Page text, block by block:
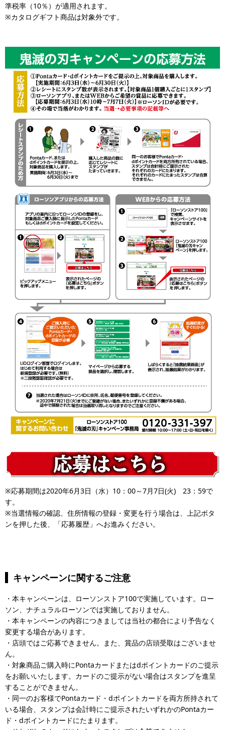
準税率（10％）が適用されます。
※カタログギフト商品は対象外です。
※応募期間は2020年6月3日（水）10：00～7月7日(火) 23：59で
す。
※当選情報の確認、住所情報の登録・変更を行う場合は、上記ボタ
ンを押した後、「応募履歴」へお進みください。
キャンペーンに関するご注意
・本キャンペーンは、ローソンストア100で実施しています。ロー
ソン、ナチュラルローソンでは実施しておりません。
・本キャンペーンの内容につきましては当社の都合により予告なく
変更する場合があります。
・店頭ではご応募できません。また、賞品の店頭受取はございませ
ん。
・対象商品ご購入時にPontaカードまたはdポイントカードのご提示
をお願いいたします。カードのご提示がない場合はスタンプを進呈
することができません。
・同一のお客様でPontaカード・dポイントカードを両方所持されて
いる場合、スタンプは会計時にご提示されたいずれかのPontaカー
ド・dポイントカードにたまります。